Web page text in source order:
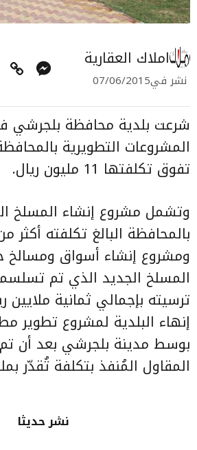
املاك العقارية
نشر في07/06/2015
شرعت بلدية محافظة بلجرشي
المشروعات التطويرية
تفوق تكلفتها 11 مليون ريال.
وتشمل مشروع إنشاء المسلخ
بالمحافظة البالغ تكلفته أكثر
ومشروع إنشاء أسواق ومسالخ
المسلخ الجديد الذي تم
ترسيته بإجمالي ثمانية ملايين
إنهاء البلدية لمشروع تطوير
بوسط مدينة بلجرشي بعد أن
المقاول المُنفذ بتكلفة تُقدّر
نشر حديثا